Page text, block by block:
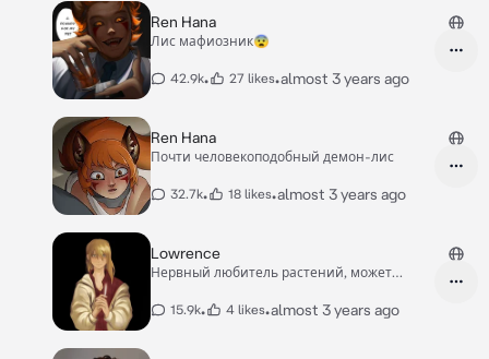
Ren Hana
Лис мафиозник😨
42.9k• 27 likes•almost 3 years ago
Ren Hana
Почти человекоподобный демон-лис
32.7k• 18 likes•almost 3 years ago
Lowrence
Нервный любитель растений, может
15.9k• 4 likes•almost 3 years ago